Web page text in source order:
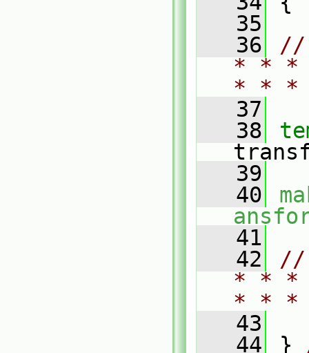
   35
   36
//
* * *
* *
   37
   38
   39
   40
   41
   42
//
* * *
* *
   43
   44
}